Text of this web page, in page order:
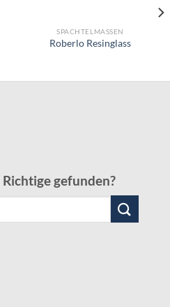
SPACHTELMASSEN
Roberlo Resinglass
gefunden?